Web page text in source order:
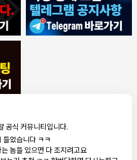
공식 커뮤니티입니다.
의해보면 바로 알려줌
쌀수 없음
ㅋㅋ
ㅋㅋ
여기서 예약 가능한가요?
게 좋음
들었습니다 ㅋㅋ
놈들 있으면 다 조지려고요